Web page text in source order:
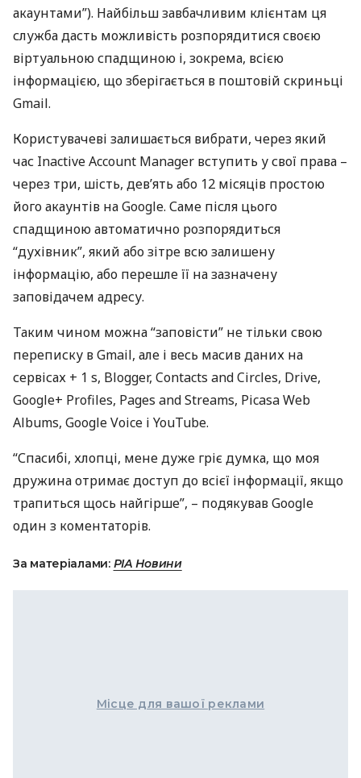
акаунтами”). Найбільш завбачливим клієнтам ця
служба дасть можливість розпорядитися своєю
віртуальною спадщиною і, зокрема, всією
інформацією, що зберігається в поштовій скриньці
Gmail.
Користувачеві залишається вибрати, через який
час Inactive Account Manager вступить у свої права –
через три, шість, дев’ять або 12 місяців простою
його акаунтів на Google. Саме після цього
спадщиною автоматично розпорядиться
“духівник”, який або зітре всю залишену
інформацію, або перешле її на зазначену
заповідачем адресу.
Таким чином можна “заповісти” не тільки свою
переписку в Gmail, але і весь масив даних на
сервісах + 1 s, Blogger, Contacts and Circles, Drive,
Google+ Profiles, Pages and Streams, Picasa Web
Albums, Google Voice і YouTube.
“Спасибі, хлопці, мене дуже гріє думка, що моя
дружина отримає доступ до всієї інформації, якщо
трапиться щось найгірше”, – подякував Google
один з коментаторів.
За матеріалами: РІА Новини
Місце для вашої реклами